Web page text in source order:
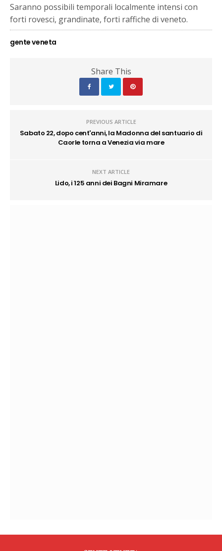
Saranno possibili temporali localmente intensi con
forti rovesci, grandinate, forti raffiche di veneto.
gente veneta
Share This
PREVIOUS ARTICLE
Sabato 22, dopo cent'anni, la Madonna del santuario di
Caorle torna a Venezia via mare
NEXT ARTICLE
Lido, i 125 anni dei Bagni Miramare